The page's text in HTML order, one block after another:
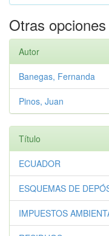
Otras
Autor
Banegas, Fernanda
Pinos, Juan
Título
ECUADOR
ESQUEMAS DE
IMPUESTOS